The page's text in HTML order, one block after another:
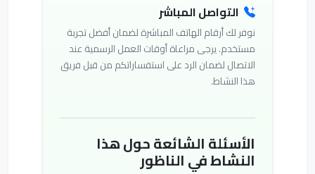
التواصل المباشر
نوفر لك أرقام الهاتف المباشرة لضمان أفضل تجربة
مستخدم. يرجى مراعاة أوقات العمل الرسمية عند
الاتصال لضمان الرد على استفساراتكم من قبل فريق
هذا النشاط.
الأسئلة الشائعة حول هذا
النشاط في الناظور